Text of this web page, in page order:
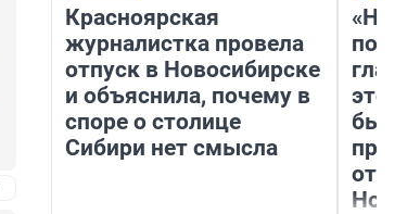
Красноярская
журналистка провела
отпуск в Новосибирске
и объяснила, почему в
споре о столице
Сибири нет смысла
этого
бьет